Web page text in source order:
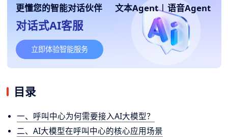
更懂您的智能对话伙伴 文本Agent | 语音Agent
对话式AI客服
立即体验智能服务
目录
一、呼叫中心为何需要接入AI大模型？
二、AI大模型在呼叫中心的核心应用场景